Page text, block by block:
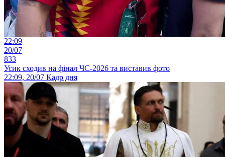
22:09
20/07
833
Усик сходив на фінал ЧС-2026 та виставив фото
22:09, 20/07 Кадр дня